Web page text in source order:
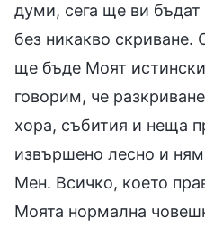
думи, сега ще ви бъдат
без никакво скриване.
ще бъде Моят
говорим, че
хора, събития и неща
извършено лесно и
Мен. Всичко, което
Моята нормална